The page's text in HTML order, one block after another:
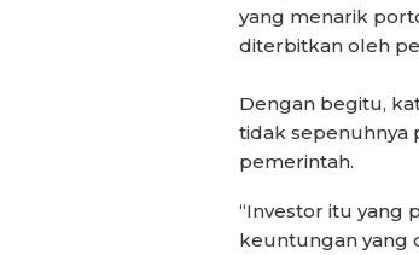
yang menarik
diterbitkan oleh
Dengan begitu,
tidak sepenuhnya
pemerintah.
“Investor itu yang
keuntungan yang